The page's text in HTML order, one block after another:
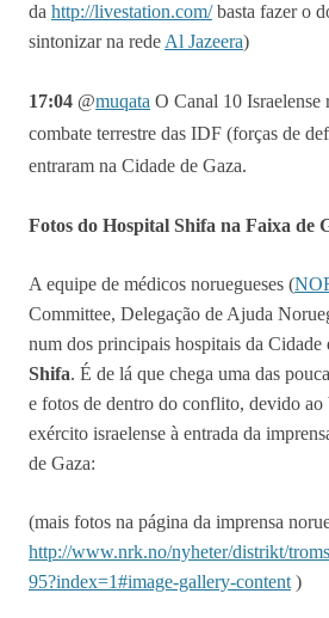
da http://livestation.com/basta fazer o
sintonizar na rede Al Jazeera)
17:04 @muqata O Canal 10 Israelense
combate terrestre das IDF (forças de
entraram na Cidade de Gaza.
Fotos do Hospital Shifa na Faixa de
A equipe de médicos noruegueses (
Committee, Delegação de Ajuda
num dos principais hospitais da Cidade
Shifa. É de lá que chega uma das
e fotos de dentro do conflito, devido
exército israelense à entrada da
de Gaza:
(mais fotos na página da imprensa
http://www.nrk.no/nyheter/distrikt/
95?index=1#image-gallery-content )